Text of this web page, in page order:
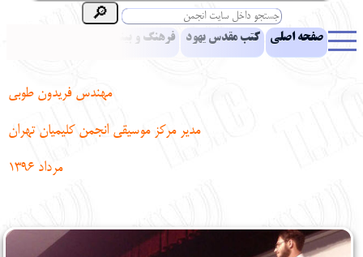
صفحه اصلی کتب مقدس یهود فرهنگ و بینش یهود
مهندس فریدون طوبی
مدیر مرکز موسیقی انجمن کلیمیان تهران
مرداد 1396